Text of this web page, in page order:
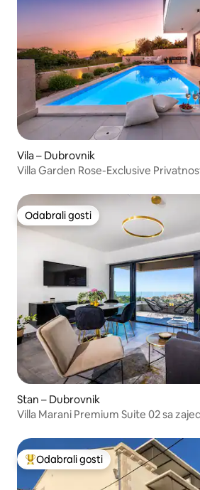
Vila – Dubrovnik
Villa Garden Rose-Exclusive
Odabrali gosti
Odabrali gosti
Stan – Dubrovnik
Villa Marani Premium Suite 02 sa
Među najviše rangiranima s oznakom
Odabrali gosti